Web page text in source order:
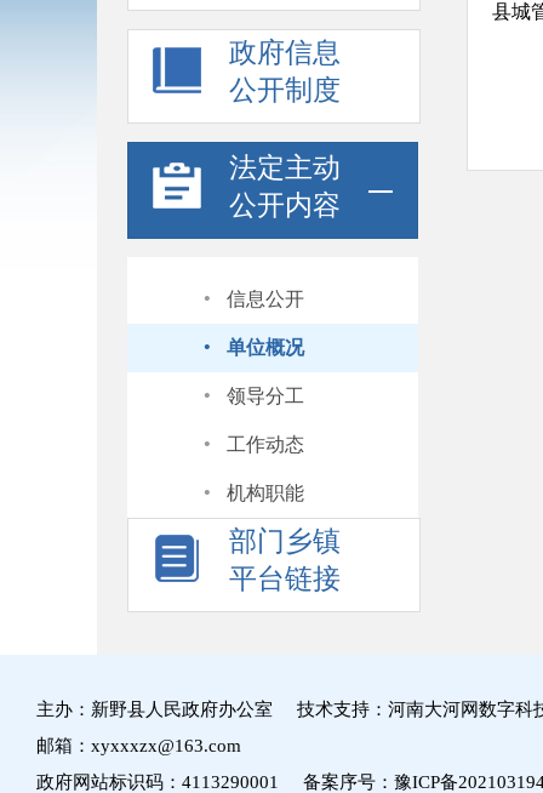
政府信息
公开制度
法定主动
公开内容
· 信息公开
· 单位概况
· 领导分工
· 工作动态
· 机构职能
部门乡镇
平台链接
县城
主办：新野县人民政府办公室 技术支持：河南大河网数字科
邮箱：xyxxxzx@163.com
政府网站标识码：4113290001 备案序号： 豫ICP备